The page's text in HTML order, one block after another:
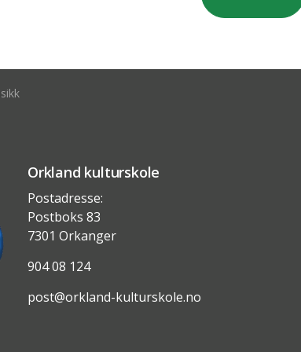
Orkland kulturskole
Postadresse:
Postboks 83
7301 Orkanger
904 08 124
post@orkland-kulturskole.no